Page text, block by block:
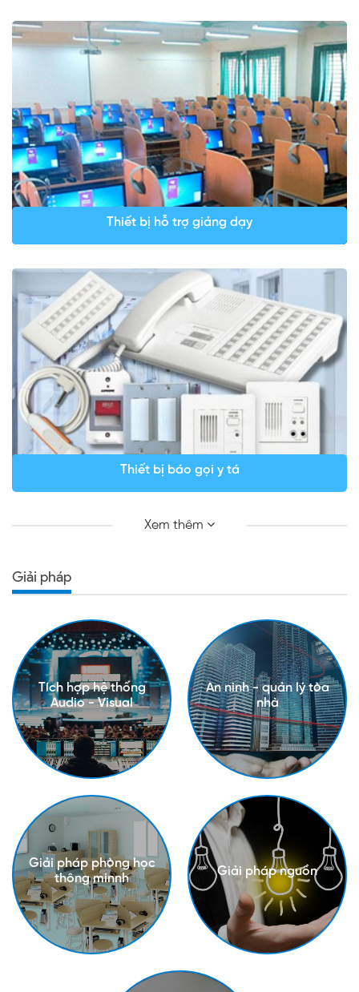
Thiết bị hỗ trợ giảng dạy
Thiết bị báo gọi y tá
Xem thêm
Giải pháp
Tích hợp hệ thống
Audio - Visual
An ninh - quản lý tòa
nhà
Giải pháp phòng học
thông minnh
Giải pháp nguồn